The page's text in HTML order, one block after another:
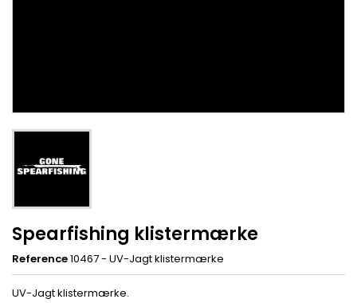
Spearfishing klistermærke
Reference10467 - UV-Jagt klistermærke
UV-Jagt klistermærke.